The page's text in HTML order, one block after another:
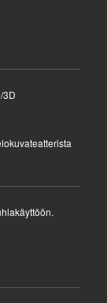
3D